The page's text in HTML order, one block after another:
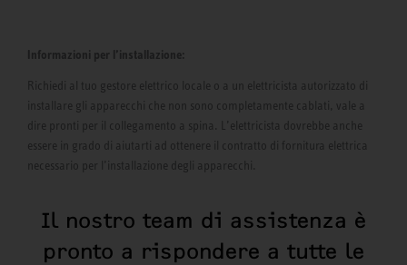
Informazioni per l’installazione:
Richiedi al tuo gestore elettrico locale o a un elettricista autorizzato di
installare gli apparecchi che non sono completamente cablati, vale a
dire pronti per il collegamento a spina. L’elettricista dovrebbe anche
essere in grado di aiutarti ad ottenere il contratto di fornitura elettrica
necessario per l’installazione degli apparecchi.
Il nostro team di assistenza è
pronto a rispondere a tutte le